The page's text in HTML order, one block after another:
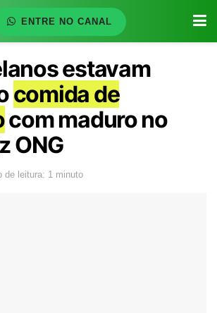
ENTRE NO CANAL
estavam
comida de
com maduro no
ONG
de leitura: 1 minuto